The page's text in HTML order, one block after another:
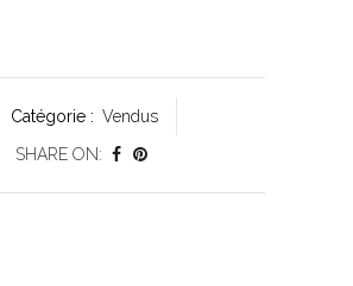
Catégorie : Vendus
SHARE ON: